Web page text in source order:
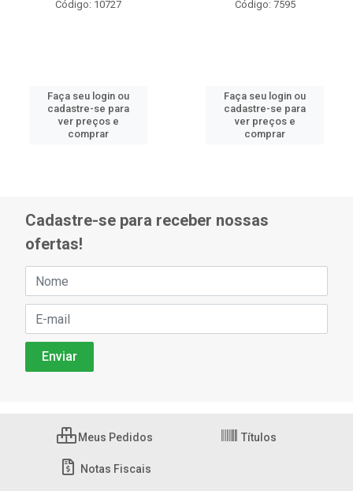
Código: 10727
Faça seu login ou
cadastre-se para
ver preços e
comprar
Código: 7595
Faça seu login ou
cadastre-se para
ver preços e
comprar
Cadastre-se para receber nossas
ofertas!
Meus Pedidos Títulos
Notas Fiscais